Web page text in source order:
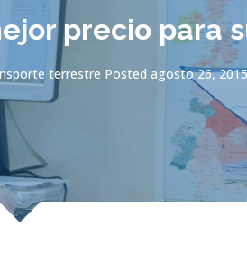
precio para
terrestre Posted agosto 26,